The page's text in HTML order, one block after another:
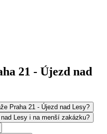
21 - Újezd nad
Praha 21 - Újezd nad Lesy?
Lesy i na menší zakázku?